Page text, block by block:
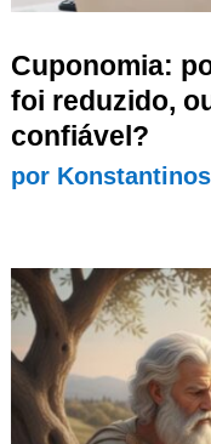
Cuponomia:
foi reduzido,
confiável?
por Konstantinos